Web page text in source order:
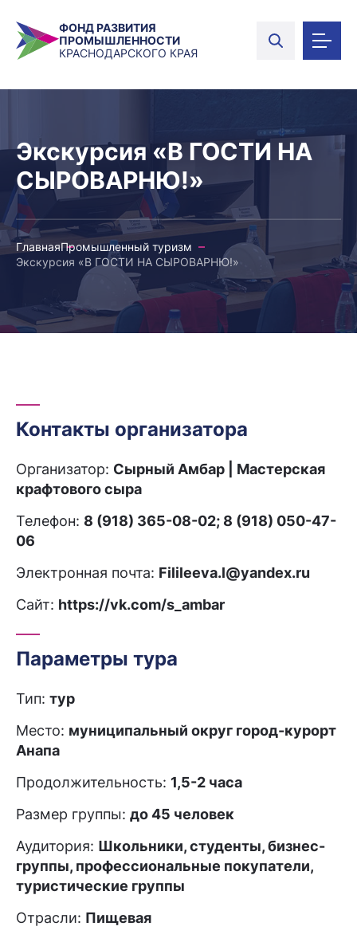
ФОНД РАЗВИТИЯ
ПРОМЫШЛЕННОСТИ
КРАСНОДАРСКОГО КРАЯ
Экскурсия «В ГОСТИ НА
СЫРОВАРНЮ!»
ГлавнаяПромышленный туризм
Экскурсия «В ГОСТИ НА СЫРОВАРНЮ!»
Контакты организатора
Организатор: Сырный Амбар | Мастерская
крафтового сыра
Телефон: 8 (918) 365-08-02; 8 (918) 050-47-
06
Электронная почта: Filileeva.l@yandex.ru
Сайт: https://vk.com/s_ambar
Параметры тура
Тип: тур
Место: муниципальный округ город-курорт
Анапа
Продолжительность: 1,5-2 часа
Размер группы: до 45 человек
Аудитория: Школьники, студенты, бизнес-
группы, профессиональные покупатели,
туристические группы
Отрасли: Пищевая